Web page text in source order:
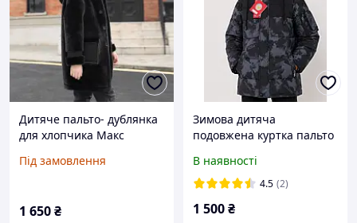
Дитяче пальто- дублянка
для хлопчика Макс
Під замовлення
1 650₴
Зимова дитяча
подовжена куртка пальто
В наявності
4.5 (2)
1 500₴